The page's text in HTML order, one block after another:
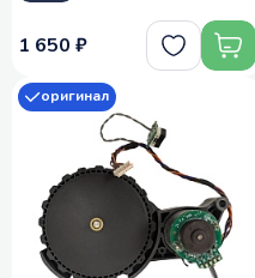
1 650 ₽
оригинал